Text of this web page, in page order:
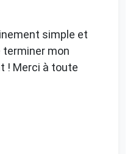
simple et
mon
! Merci à toute